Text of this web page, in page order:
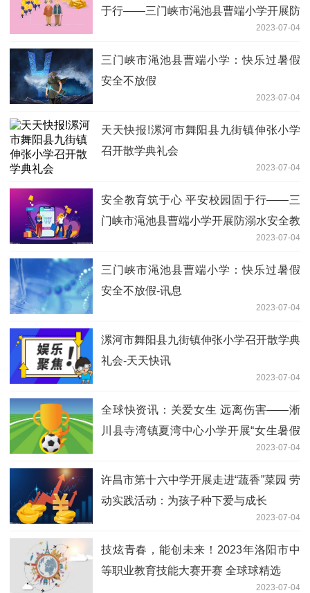
于行——三门峡市渑池县曹端小学开展防
2023-07-04
三门峡市渑池县曹端小学：快乐过暑假
安全不放假
2023-07-04
天天快报!漯河市舞阳县九街镇伸张小学
召开散学典礼会
2023-07-04
安全教育筑于心 平安校园固于行——三
门峡市渑池县曹端小学开展防溺水安全教
2023-07-04
三门峡市渑池县曹端小学：快乐过暑假
安全不放假-讯息
2023-07-04
漯河市舞阳县九街镇伸张小学召开散学典
礼会-天天快讯
2023-07-04
全球快资讯：关爱女生 远离伤害——淅
川县寺湾镇夏湾中心小学开展“女生暑假
2023-07-04
许昌市第十六中学开展走进“蔬香”菜园 劳
动实践活动：为孩子种下爱与成长
2023-07-04
技炫青春，能创未来！2023年洛阳市中
等职业教育技能大赛开赛 全球球精选
2023-07-04